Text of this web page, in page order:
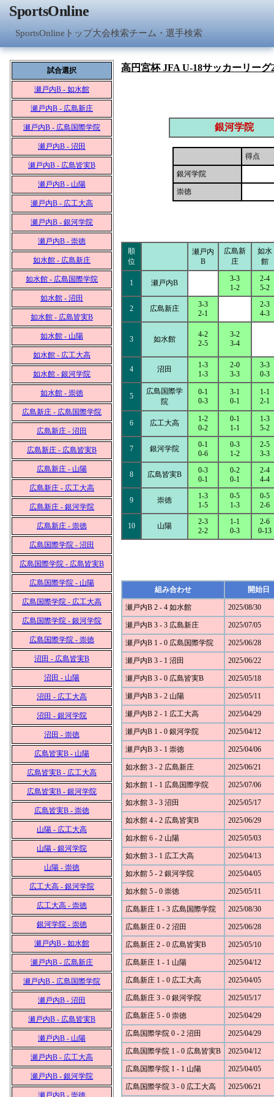
SportsOnline
SportsOnlineトップ大会検索チーム・選手検索
試合選択
瀬戸内B - 如水館
瀬戸内B - 広島新庄
瀬戸内B - 広島国際学院
瀬戸内B - 沼田
瀬戸内B - 広島皆実B
瀬戸内B - 山陽
瀬戸内B - 広工大高
瀬戸内B - 銀河学院
瀬戸内B - 崇徳
如水館 - 広島新庄
如水館 - 広島国際学院
如水館 - 沼田
如水館 - 広島皆実B
如水館 - 山陽
如水館 - 広工大高
如水館 - 銀河学院
如水館 - 崇徳
広島新庄 - 広島国際学院
広島新庄 - 沼田
広島新庄 - 広島皆実B
広島新庄 - 山陽
広島新庄 - 広工大高
広島新庄 - 銀河学院
広島新庄 - 崇徳
広島国際学院 - 沼田
広島国際学院 - 広島皆実B
広島国際学院 - 山陽
広島国際学院 - 広工大高
広島国際学院 - 銀河学院
広島国際学院 - 崇徳
沼田 - 広島皆実B
沼田 - 山陽
沼田 - 広工大高
沼田 - 銀河学院
沼田 - 崇徳
広島皆実B - 山陽
広島皆実B - 広工大高
広島皆実B - 銀河学院
広島皆実B - 崇徳
山陽 - 広工大高
山陽 - 銀河学院
山陽 - 崇徳
広工大高 - 銀河学院
広工大高 - 崇徳
銀河学院 - 崇徳
瀬戸内B - 如水館
瀬戸内B - 広島新庄
瀬戸内B - 広島国際学院
瀬戸内B - 沼田
瀬戸内B - 広島皆実B
瀬戸内B - 山陽
瀬戸内B - 広工大高
瀬戸内B - 銀河学院
瀬戸内B - 崇徳
高円宮杯 JFA U-18サッカーリーグ
銀河学院
得点
銀河学院
崇徳
順
位
瀬戸内
B
広島新
庄
如水
館
1 瀬戸内B
3-3
1-2
2-4
5-2
2 広島新庄
3-3
2-1
2-3
4-3
3 如水館
4-2
2-5
3-2
3-4
4 沼田
1-3
1-3
2-0
3-3
3-3
0-3
5
広島国際学
院
0-1
0-3
3-1
0-1
1-1
2-1
6 広工大高
1-2
0-2
0-1
1-1
1-3
5-2
7 銀河学院
0-1
0-6
0-3
1-2
2-5
3-3
8 広島皆実B
0-3
0-1
0-2
0-1
2-4
4-4
9 崇徳
1-3
1-5
0-5
1-3
0-5
2-6
10 山陽
2-3
2-2
1-1
0-3
2-6
0-13
組み合わせ 開始日
瀬戸内B 2 - 4 如水館 2025/08/30
瀬戸内B 3 - 3 広島新庄 2025/07/05
瀬戸内B 1 - 0 広島国際学院 2025/06/28
瀬戸内B 3 - 1 沼田 2025/06/22
瀬戸内B 3 - 0 広島皆実B 2025/05/18
瀬戸内B 3 - 2 山陽 2025/05/11
瀬戸内B 2 - 1 広工大高 2025/04/29
瀬戸内B 1 - 0 銀河学院 2025/04/12
瀬戸内B 3 - 1 崇徳 2025/04/06
如水館 3 - 2 広島新庄 2025/06/21
如水館 1 - 1 広島国際学院 2025/07/06
如水館 3 - 3 沼田 2025/05/17
如水館 4 - 2 広島皆実B 2025/06/29
如水館 6 - 2 山陽 2025/05/03
如水館 3 - 1 広工大高 2025/04/13
如水館 5 - 2 銀河学院 2025/04/05
如水館 5 - 0 崇徳 2025/05/11
広島新庄 1 - 3 広島国際学院 2025/08/30
広島新庄 0 - 2 沼田 2025/06/28
広島新庄 2 - 0 広島皆実B 2025/05/10
広島新庄 1 - 1 山陽 2025/04/12
広島新庄 1 - 0 広工大高 2025/04/05
広島新庄 3 - 0 銀河学院 2025/05/17
広島新庄 5 - 0 崇徳 2025/04/29
広島国際学院 0 - 2 沼田 2025/04/29
広島国際学院 1 - 0 広島皆実B 2025/04/12
広島国際学院 1 - 1 山陽 2025/04/05
広島国際学院 3 - 0 広工大高 2025/06/21